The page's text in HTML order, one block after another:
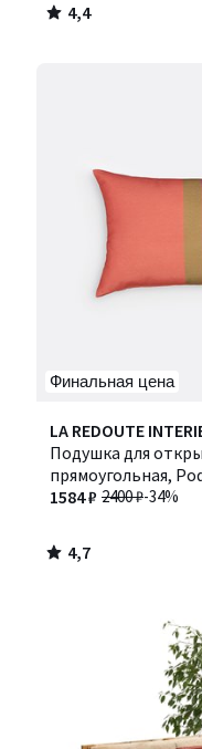
4,4
/
Финальная цена
LA REDOUTE
Подушка для
прямоугольная,
2400 ₽-34%
1584 ₽
4,7
/ 5
4,7
/